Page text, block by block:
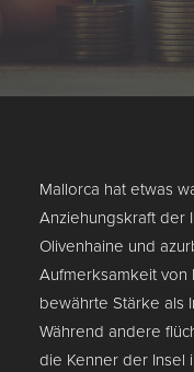
Mallorca hat etwas
Anziehungskraft der
Olivenhaine und
Aufmerksamkeit von
bewährte Stärke als
Während andere
die Kenner der Insel